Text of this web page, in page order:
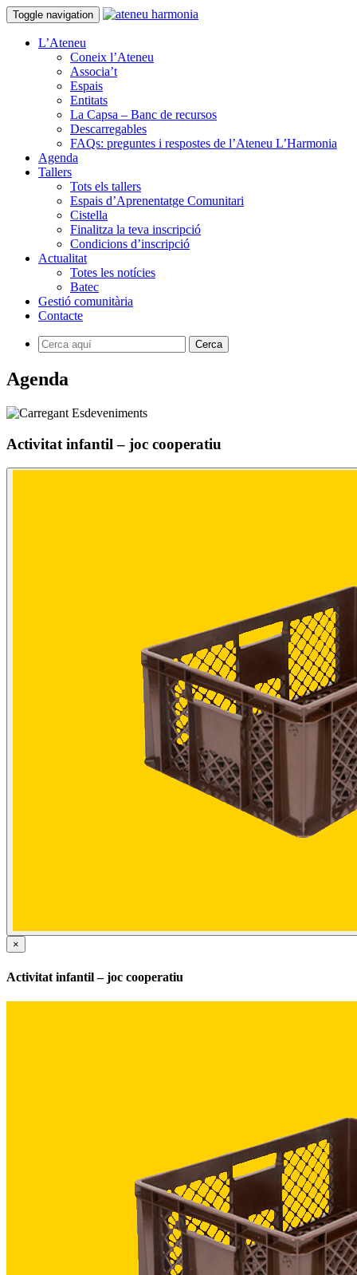
Toggle navigation
L’Ateneu
Coneix l’Ateneu
Associa’t
Espais
Entitats
La Capsa – Banc de recursos
Descarregables
FAQs: preguntes i respostes de l’Ateneu L’Harmonia
Agenda
Tallers
Tots els tallers
Espais d’Aprenentatge Comunitari
Cistella
Finalitza la teva inscripció
Condicions d’inscripció
Actualitat
Totes les notícies
Batec
Gestió comunitària
Contacte
Agenda
Activitat infantil – joc cooperatiu
×
Activitat infantil – joc cooperatiu